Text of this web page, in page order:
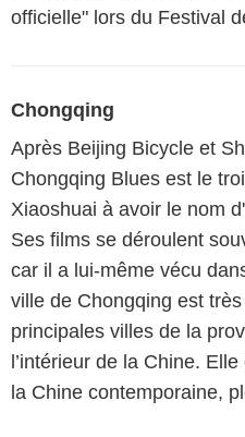
officielle" lors du Festival
Chongqing
Après Beijing Bicycle et
Chongqing Blues est le
Xiaoshuai à avoir le nom
Ses films se déroulent
car il a lui-même vécu
ville de Chongqing est
principales villes de la
l’intérieur de la Chine.
la Chine contemporaine,